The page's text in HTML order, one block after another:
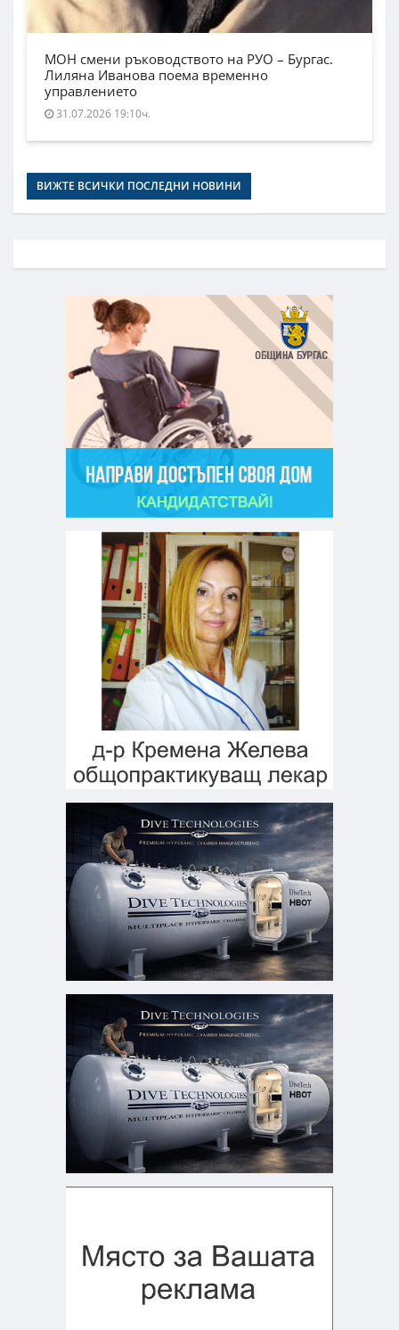
МОН смени ръководството на РУО – Бургас.
Лиляна Иванова поема временно
управлението
31.07.2026 19:10ч.
ВИЖТЕ ВСИЧКИ ПОСЛЕДНИ НОВИНИ